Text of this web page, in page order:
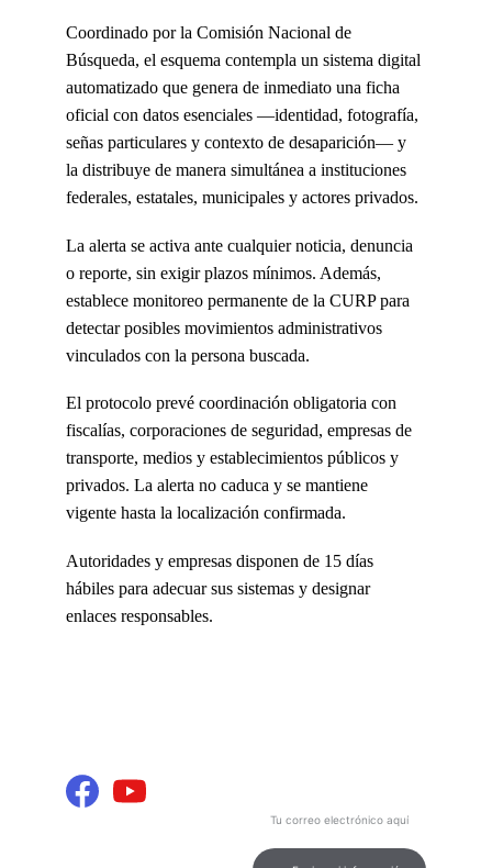
Coordinado por la Comisión Nacional de
Búsqueda, el esquema contempla un sistema digital
automatizado que genera de inmediato una ficha
oficial con datos esenciales —identidad, fotografía,
señas particulares y contexto de desaparición— y
la distribuye de manera simultánea a instituciones
federales, estatales, municipales y actores privados.
La alerta se activa ante cualquier noticia, denuncia
o reporte, sin exigir plazos mínimos. Además,
establece monitoreo permanente de la CURP para
detectar posibles movimientos administrativos
vinculados con la persona buscada.
El protocolo prevé coordinación obligatoria con
fiscalías, corporaciones de seguridad, empresas de
transporte, medios y establecimientos públicos y
privados. La alerta no caduca y se mantiene
vigente hasta la localización confirmada.
Autoridades y empresas disponen de 15 días
hábiles para adecuar sus sistemas y designar
enlaces responsables.